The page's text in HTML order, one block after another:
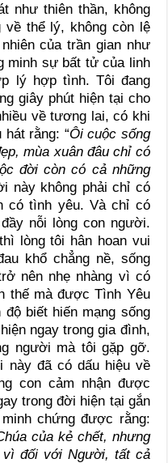
như thiên thần, không
về thể lý, không còn lệ
của trần gian như
minh sự bất tử của linh
lý hợp tình. Tôi đang
giây phút hiện tại cho
về tương lai, có khi
rằng: “Ôi cuộc sống
mùa xuân đâu chỉ có
đời còn có cả những
này không phải chỉ có
có tình yêu. Và chỉ có
nỗi lòng con người.
lòng tôi hân hoan vui
khổ chẳng nề, sống
nên nhẹ nhàng vì có
thế mà được Tình Yêu
biết hiến mạng sống
ngay trong gia đình,
người mà tôi gặp gỡ.
này đã có dấu hiệu về
con cảm nhận được
trong đời hiện tại gắn
chứng được rằng:
của kẻ chết, nhưng
vì đối với Người, tất cả